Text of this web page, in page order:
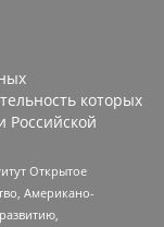
которых
Российской
Открытое
Американо-